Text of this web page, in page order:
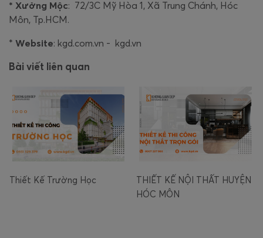
* Xưởng Mộc: 72/3C Mỹ Hòa 1, Xã Trung Chánh, Hóc
Môn, Tp.HCM.
* Website: kgd.com.vn - kgd.vn
Bài viết liên quan
THIẾT KẾ NỘI THẤT HUYỆN
THIẾT KẾ THI CÔNG NỘI
THẤT NHÀ PHỐ HÓC MÔN